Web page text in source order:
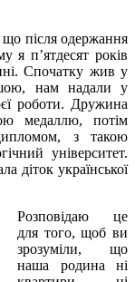
після одержання
я п’ятдесят років
Спочатку жив у
нам надали у
роботи. Дружина
медаллю, потім
з такою
університет.
діток української
Розповідаю це
для того, щоб ви
зрозуміли, що
наша родина ні